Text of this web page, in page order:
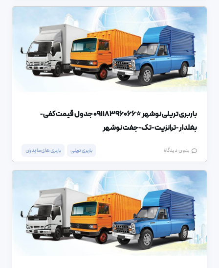
باربری تریلی نوشهر ⭐️09118396066 جدول قیمت کفی-
بغلدار-ترانزیت-تک-جفت نوشهر
بدون دیدگاه باربری تریلی باربری های مازندران